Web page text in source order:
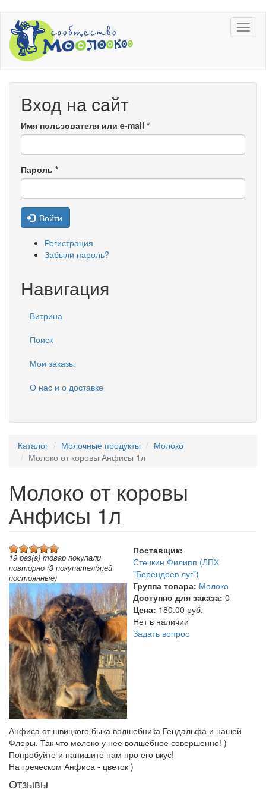
Перейти
основному
содержанию
Вход на сайт
Имя пользователя или e-mail *
Пароль *
Войти
Регистрация
Забыли пароль?
Навигация
Витрина
Поиск
Мои заказы
О нас и о доставке
Каталог Молочные продукты
Молоко
Молоко от коровы Анфисы 1л
Молоко от коровы
Анфисы 1л
19 раз(а) товар покупали
повторно (3 покупател(я)ей
постоянные)
Поставщик:
Стечкин Филипп (ЛПХ
"Берендеев луг")
Группа товара: Молоко
Доступно для заказа: 0
Цена: 180.00 руб.
Нет в наличии
Задать вопрос
Анфиса от швицкого быка волшебника Гендальфа и нашей
Флоры. Так что молоко у нее волшебное совершенно! )
Попробуйте и напишите нам про его вкус!
На греческом Анфиса - цветок )
Отзывы